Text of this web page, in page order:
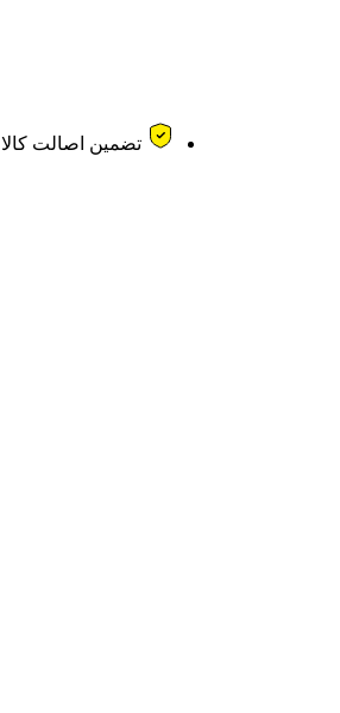
تضمین اصالت کالا